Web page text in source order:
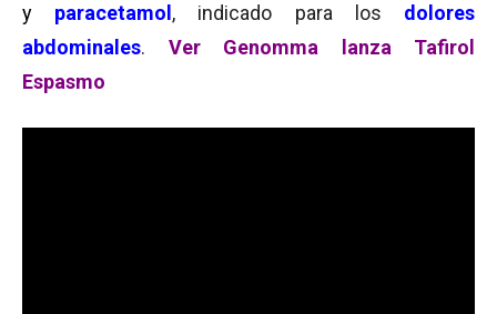
y paracetamol , indicado para los dolores
abdominales. Ver Genomma lanza Tafirol
Espasmo